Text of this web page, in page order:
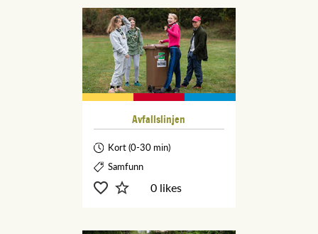
Avfallslinjen
Kort (0-30 min)
Samfunn
0 likes